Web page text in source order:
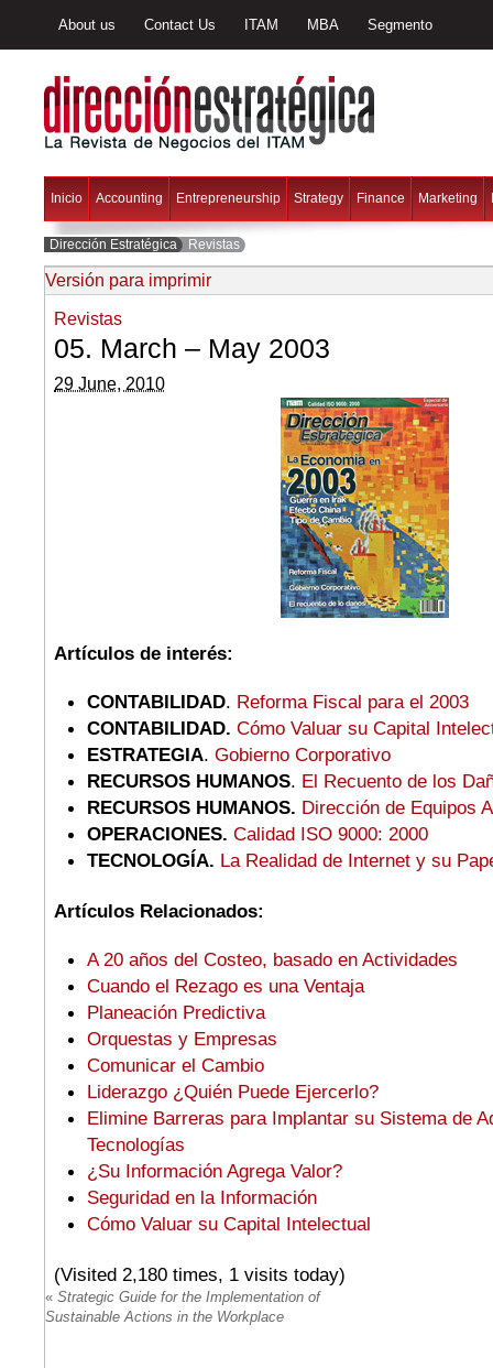
About us Contact Us ITAM MBA Segmento
Inicio Accounting Entrepreneurship Strategy Finance Marketing
Dirección Estratégica Revistas
Versión para imprimir
Revistas
05. March – May 2003
29 June, 2010
Artículos de interés:
CONTABILIDAD. Reforma Fiscal para el 2003
CONTABILIDAD. Cómo Valuar su Capital
ESTRATEGIA. Gobierno Corporativo
RECURSOS HUMANOS. El Recuento de los
RECURSOS HUMANOS. Dirección de Equipos
OPERACIONES. Calidad ISO 9000: 2000
TECNOLOGÍA. La Realidad de Internet y su
Artículos Relacionados:
A 20 años del Costeo, basado en Actividades
Cuando el Rezago es una Ventaja
Planeación Predictiva
Orquestas y Empresas
Comunicar el Cambio
Liderazgo ¿Quién Puede Ejercerlo?
Elimine Barreras para Implantar su Sistema de
Tecnologías
¿Su Información Agrega Valor?
Seguridad en la Información
Cómo Valuar su Capital Intelectual
(Visited 2,180 times, 1 visits today)
« Strategic Guide for the Implementation of
Sustainable Actions in the Workplace